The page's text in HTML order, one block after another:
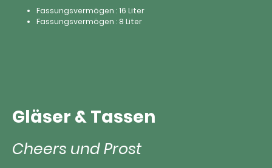
Fassungsvermögen : 16 Liter
Fassungsvermögen : 8 Liter
Gläser & Tassen
Cheers und Prost